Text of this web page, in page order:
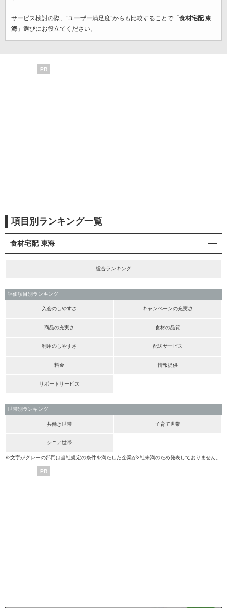
サービス検討の際、“ユーザー満足度”からも比較することで「 食材宅配 東
海」選びにお役立てください。
PR
項目別ランキング一覧
食材宅配 東海
総合ランキング
評価項目別ランキング
入会のしやすさ キャンペーンの充実さ
商品の充実さ 食材の品質
利用のしやすさ 配送サービス
料金 情報提供
サポートサービス
世帯別ランキング
共働き世帯 子育て世帯
シニア世帯
※文字がグレーの部門は当社規定の条件を満たした企業が2社未満のため発表しておりません。
PR